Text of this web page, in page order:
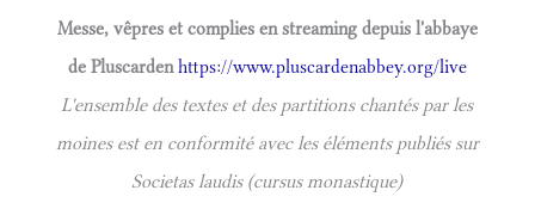
Messe, vêpres et complies en streaming depuis l'abbaye
de Pluscardenhttps://www.pluscardenabbey.org/live
L'ensemble des textes et des partitions chantés par les
moines est en conformité avec les éléments publiés sur
Societas laudis (cursus monastique)